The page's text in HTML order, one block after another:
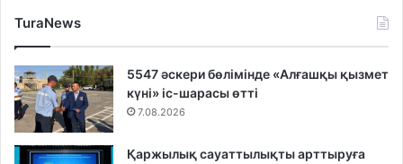
TuraNews
5547 әскери бөлімінде «Алғашқы қызмет
күні» іс-шарасы өтті
7.08.2026
Қаржылық сауаттылықты арттыруға